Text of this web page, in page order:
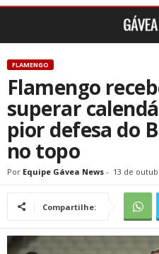
FLAMENGO
Flamengo
superar
pior defesa do
no topo
Por Equipe Gávea News - 13 de
Compartilhe: